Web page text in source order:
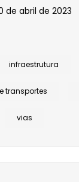
de abril de 2023
infraestrutura
transportes
vias